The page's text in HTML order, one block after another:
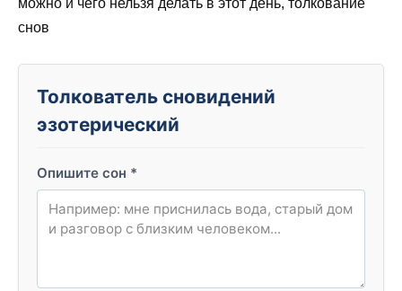
Толкователь сновидений
эзотерический
Опишите сон *